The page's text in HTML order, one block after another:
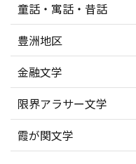
童話・寓話・昔話
豊洲地区
金融文学
限界アラサー文学
霞が関文学